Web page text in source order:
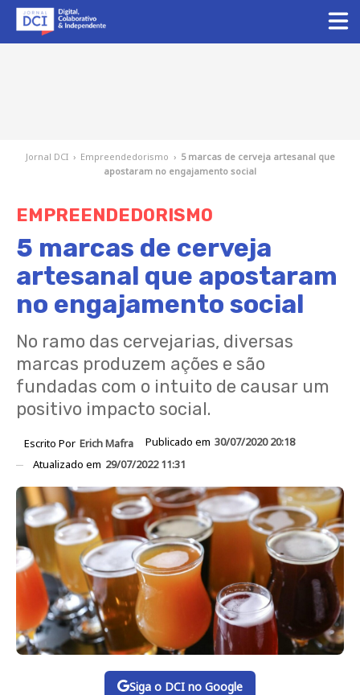
Jornal DCI › Empreendedorismo › 5 marcas de cerveja artesanal que
apostaram no engajamento social
EMPREENDEDORISMO
5 marcas de cerveja
artesanal que apostaram
no engajamento social
No ramo das cervejarias, diversas
marcas produzem ações e são
fundadas com o intuito de causar um
positivo impacto social.
Escrito Por Erich Mafra Publicado em 30/07/2020 20:18
Atualizado em 29/07/2022 11:31
Siga o DCI no Google